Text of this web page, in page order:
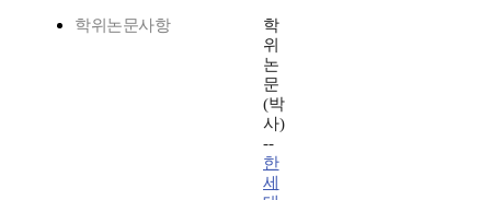
학위논문사항
학
위
논
문
(박
사)
--
한
세